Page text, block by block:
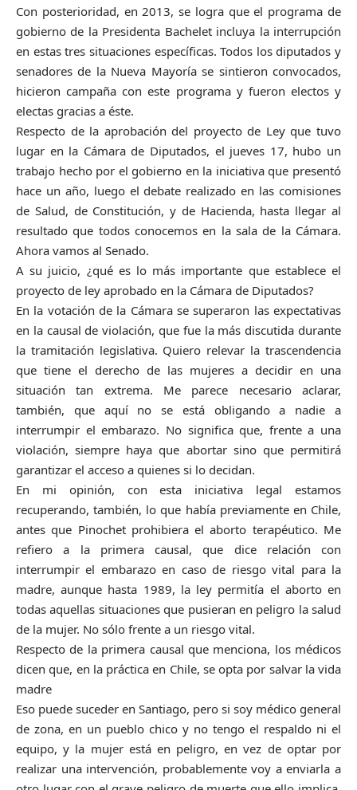
Con posterioridad, en 2013, se logra que el programa de
gobierno de la Presidenta Bachelet incluya la interrupción
en estas tres situaciones específicas. Todos los diputados y
senadores de la Nueva Mayoría se sintieron convocados,
hicieron campaña con este programa y fueron electos y
electas gracias a éste.
Respecto de la aprobación del proyecto de Ley que tuvo
lugar en la Cámara de Diputados, el jueves 17, hubo un
trabajo hecho por el gobierno en la iniciativa que presentó
hace un año, luego el debate realizado en las comisiones
de Salud, de Constitución, y de Hacienda, hasta llegar al
resultado que todos conocemos en la sala de la Cámara.
Ahora vamos al Senado.
A su juicio, ¿qué es lo más importante que establece el
proyecto de ley aprobado en la Cámara de Diputados?
En la votación de la Cámara se superaron las expectativas
en la causal de violación, que fue la más discutida durante
la tramitación legislativa. Quiero relevar la trascendencia
que tiene el derecho de las mujeres a decidir en una
situación tan extrema. Me parece necesario aclarar,
también, que aquí no se está obligando a nadie a
interrumpir el embarazo. No significa que, frente a una
violación, siempre haya que abortar sino que permitirá
garantizar el acceso a quienes si lo decidan.
En mi opinión, con esta iniciativa legal estamos
recuperando, también, lo que había previamente en Chile,
antes que Pinochet prohibiera el aborto terapéutico. Me
refiero a la primera causal, que dice relación con
interrumpir el embarazo en caso de riesgo vital para la
madre, aunque hasta 1989, la ley permitía el aborto en
todas aquellas situaciones que pusieran en peligro la salud
de la mujer. No sólo frente a un riesgo vital.
Respecto de la primera causal que menciona, los médicos
dicen que, en la práctica en Chile, se opta por salvar la vida
madre
Eso puede suceder en Santiago, pero si soy médico general
de zona, en un pueblo chico y no tengo el respaldo ni el
equipo, y la mujer está en peligro, en vez de optar por
realizar una intervención, probablemente voy a enviarla a